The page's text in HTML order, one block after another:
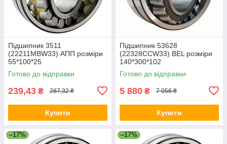
Підшипник 3511
(22211МВW33) АПП розміри
55*100*25
Готово до відправки
239,43 ₴ 287,32 ₴
Купити
Підшипник 53628
(22328СCW33) BEL розміри
140*300*102
Готово до відправки
5 880 ₴ 7 056 ₴
Купити
–17% –17%